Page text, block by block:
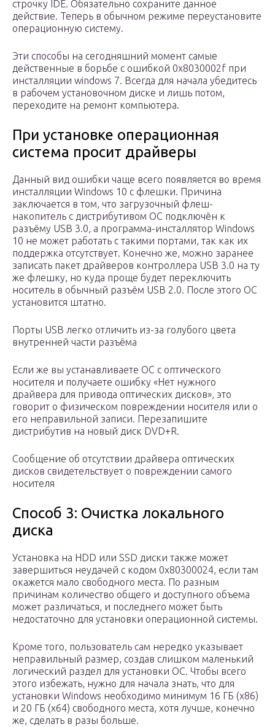
строчку IDE. Обязательно сохраните данное
действие. Теперь в обычном режиме переустановите
операционную систему.
Эти способы на сегодняшний момент самые
действенные в борьбе с ошибкой 0x8030002f при
инсталляции windows 7. Всегда для начала убедитесь
в рабочем установочном диске и лишь потом,
переходите на ремонт компьютера.
При установке операционная
система просит драйверы
Данный вид ошибки чаще всего появляется во время
инсталляции Windows 10 с флешки. Причина
заключается в том, что загрузочный флеш-
накопитель с дистрибутивом ОС подключён к
разъёму USB 3.0, а программа-инсталлятор Windows
10 не может работать с такими портами, так как их
поддержка отсутствует. Конечно же, можно заранее
записать пакет драйверов контроллера USB 3.0 на ту
же флешку, но куда проще будет переключить
носитель в обычный разъём USB 2.0. После этого ОС
установится штатно.
Порты USB легко отличить из-за голубого цвета
внутренней части разъёма
Если же вы устанавливаете ОС с оптического
носителя и получаете ошибку «Нет нужного
драйвера для привода оптических дисков», это
говорит о физическом повреждении носителя или о
его неправильной записи. Перезапишите
дистрибутив на новый диск DVD+R.
Сообщение об отсутствии драйвера оптических
дисков свидетельствует о повреждении самого
носителя
Способ 3: Очистка локального
диска
Установка на HDD или SSD диски также может
завершиться неудачей с кодом 0x80300024, если там
окажется мало свободного места. По разным
причинам количество общего и доступного объема
может различаться, и последнего может быть
недостаточно для установки операционной системы.
Кроме того, пользователь сам нередко указывает
неправильный размер, создав слишком маленький
логический раздел для установки ОС. Чтобы всего
этого избежать, нужно для начала знать, что для
установки Windows необходимо минимум 16 ГБ (x86)
и 20 ГБ (x64) свободного места, хотя лучше, конечно
же, сделать в разы больше.